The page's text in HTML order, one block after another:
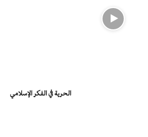
الحرية في الفكر الإسلامي